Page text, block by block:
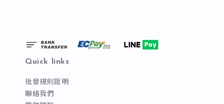
Quick links
批發規則說明
聯絡我們